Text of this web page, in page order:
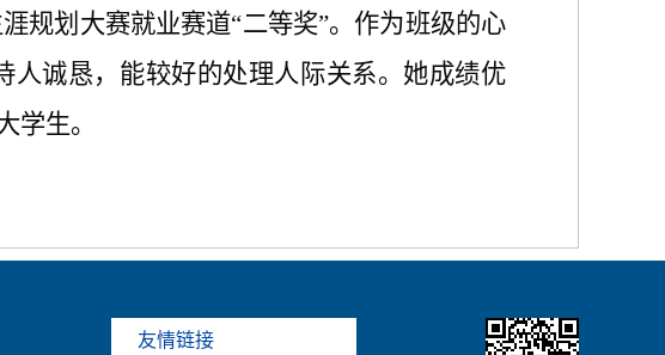
规划大赛就业赛道“二等奖”。 作为班级的心
诚恳，能较好的处理人际关系。她成绩优
学生。
友情链接